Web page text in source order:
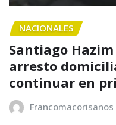
NACIONALES
Santiago
arresto
continuar en
Francomacorisanos